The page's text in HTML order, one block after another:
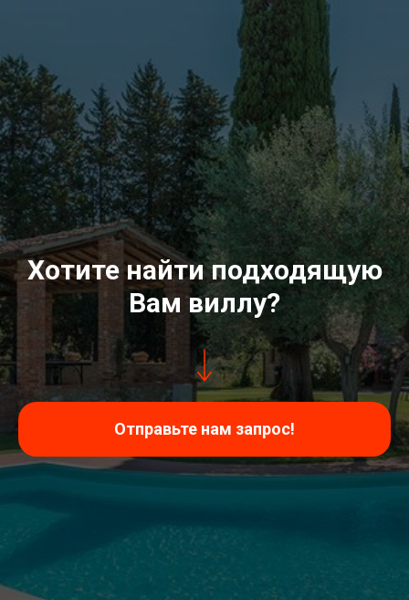
Хотите найти подходящую
Вам виллу?
Отправьте нам запрос!